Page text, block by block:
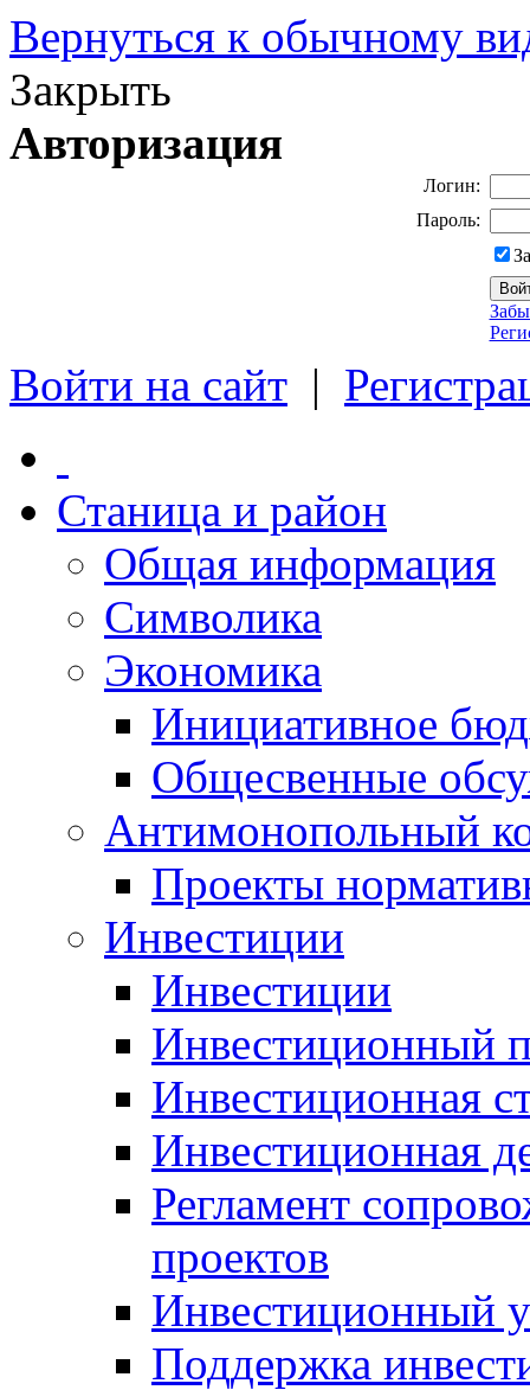
Вернуться к обычному
Закрыть
Авторизация
Логин:
Пароль:
Войти на сайт |
Станица и район
Общая информация
Символика
Экономика
Инициативное
Общесвенные
Антимонопольный
Проекты
Инвестиции
Инвестиции
Инвестиционный
Инвестиционная
Инвестиционная
Регламент
проектов
Инвестиционный
Поддержка